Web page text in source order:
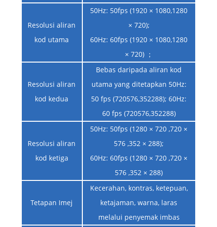
Resolusi aliran
kod utama
50Hz: 50fps (1920 × 1080,1280
× 720);
60Hz: 60fps (1920 × 1080,1280
× 720) ；
Resolusi aliran
kod kedua
Bebas daripada aliran kod
utama yang ditetapkan 50Hz:
50 fps (720576,352288); 60Hz:
60 fps (720576,352288)
Resolusi aliran
kod ketiga
50Hz: 50fps (1280 × 720 ,720 ×
576 ,352 × 288);
60Hz: 60fps (1280 × 720 ,720 ×
576 ,352 × 288)
Tetapan Imej
Kecerahan, kontras, ketepuan,
ketajaman, warna, laras
melalui penyemak imbas